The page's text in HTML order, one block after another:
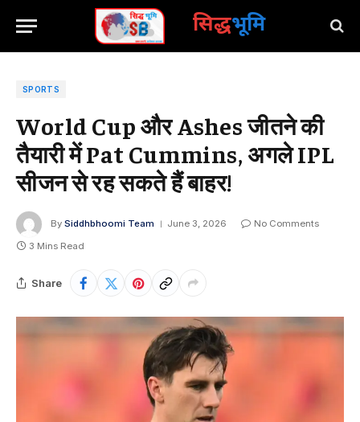
सिद्धभूमि
SPORTS
World Cup और Ashes जीतने की
तैयारी में Pat Cummins, अगले IPL
सीजन से रह सकते हैं बाहर!
By Siddhbhoomi Team June 3, 2026
No Comments
3 Mins Read
Share